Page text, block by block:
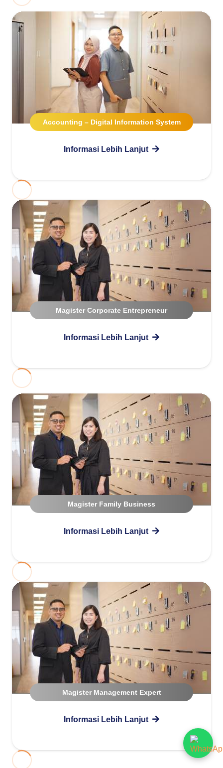
Accounting – Digital Information System
Informasi Lebih Lanjut
Magister Corporate Entrepreneur
Informasi Lebih Lanjut
Magister Family Business
Informasi Lebih Lanjut
Magister Management Expert
Informasi Lebih Lanjut